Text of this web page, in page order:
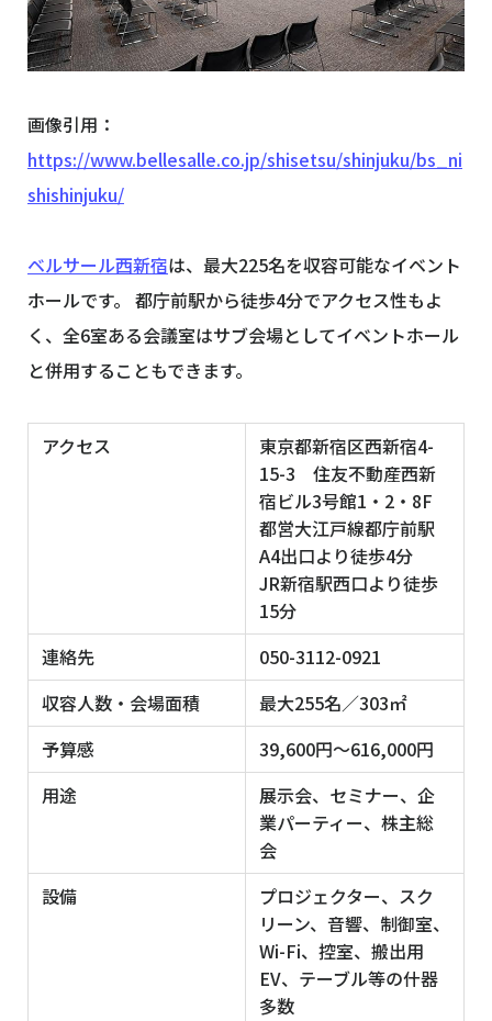
画像引用：
https://www.bellesalle.co.jp/shisetsu/shinjuku/bs_ni
shishinjuku/
ベルサール西新宿は、最大225名を収容可能なイベント
ホールです。 都庁前駅から徒歩4分でアクセス性もよ
く、全6室ある会議室はサブ会場としてイベントホール
と併用することもできます。
アクセス
東京都新宿区西新宿4-
15-3 住友不動産西新
宿ビル3号館1・2・8F
都営大江戸線都庁前駅
A4出口より徒歩4分
JR新宿駅西口より徒歩
15分
連絡先
050-3112-0921
収容人数・会場面積
最大255名／303㎡
予算感
39,600円～616,000円
用途
展示会、セミナー、企
業パーティー、株主総
会
設備
プロジェクター、スク
リーン、音響、制御室、
Wi-Fi、控室、搬出用
EV、テーブル等の什器
多数